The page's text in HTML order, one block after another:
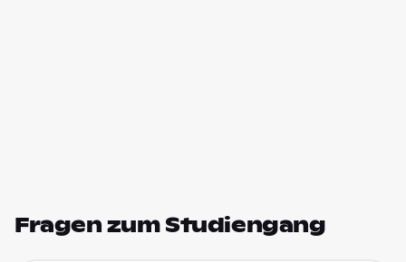
Fragen zum Studiengang